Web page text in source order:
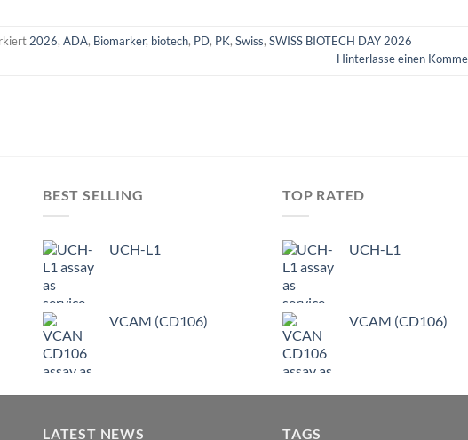
2026, ADA, Biomarker, biotech, PD, PK, Swiss, SWISS BIOTECH DAY 2026
Hinterlasse einen
BEST SELLING
UCH-L1
VCAM (CD106)
TOP RATED
UCH-L1
VCAM (CD106)
LATEST NEWS TAGS